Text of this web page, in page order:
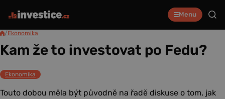
Menu
/Ekonomika
Kam že to investovat po Fedu?
Ekonomika
Touto dobou měla být původně na řadě diskuse o tom, jak